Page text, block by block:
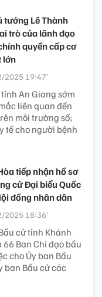
tướng Lê Thành
trò của lãnh đạo
quyền cấp cơ
lớn
2025 19:47’
An Giang sớm
liên quan đến
môi trường số;
tế cho người bệnh
tiếp nhận hồ sơ
cử Đại biểu Quốc
đồng nhân dân
2025 18:36’
cử tỉnh Khánh
Ban Chỉ đạo bầu
cho Ủy ban Bầu
ban Bầu cử các